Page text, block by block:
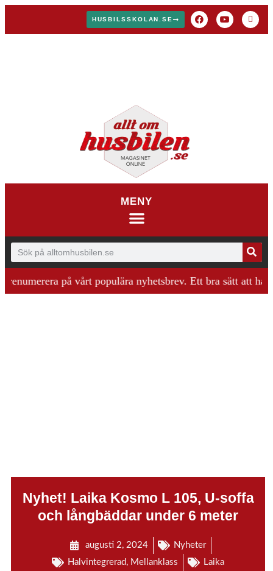
HUSBILSSKOLAN.SE
MENY
på vårt populära nyhetsbrev. Ett bra sätt att ha
Nyhet! Laika Kosmo L 105, U-soffa
och långbäddar under 6 meter
augusti 2, 2024
Nyheter
Halvintegrerad , Mellanklass Laika